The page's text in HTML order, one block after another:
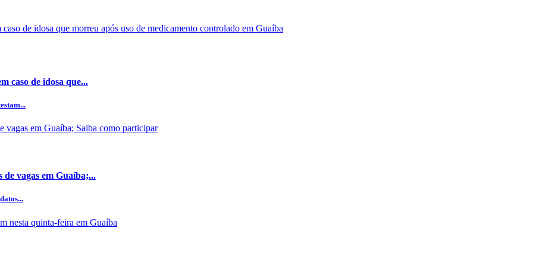
caso de idosa que...
vagas em Guaíba;...